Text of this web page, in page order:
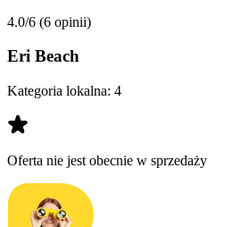
4.0/6 (6 opinii)
Eri Beach
Kategoria lokalna: 4
Oferta nie jest obecnie w sprzedaży